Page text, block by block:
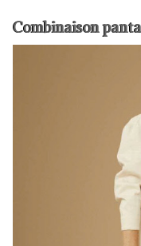
Combinaison